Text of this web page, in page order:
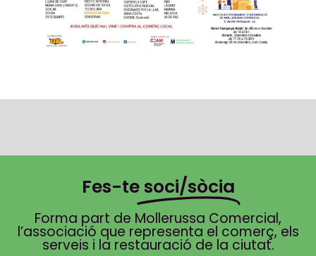
Fes-tesoci/sòcia
Forma part de Mollerussa Comercial,
l’associació que representa el comerç, els
serveis i la restauració de la ciutat.